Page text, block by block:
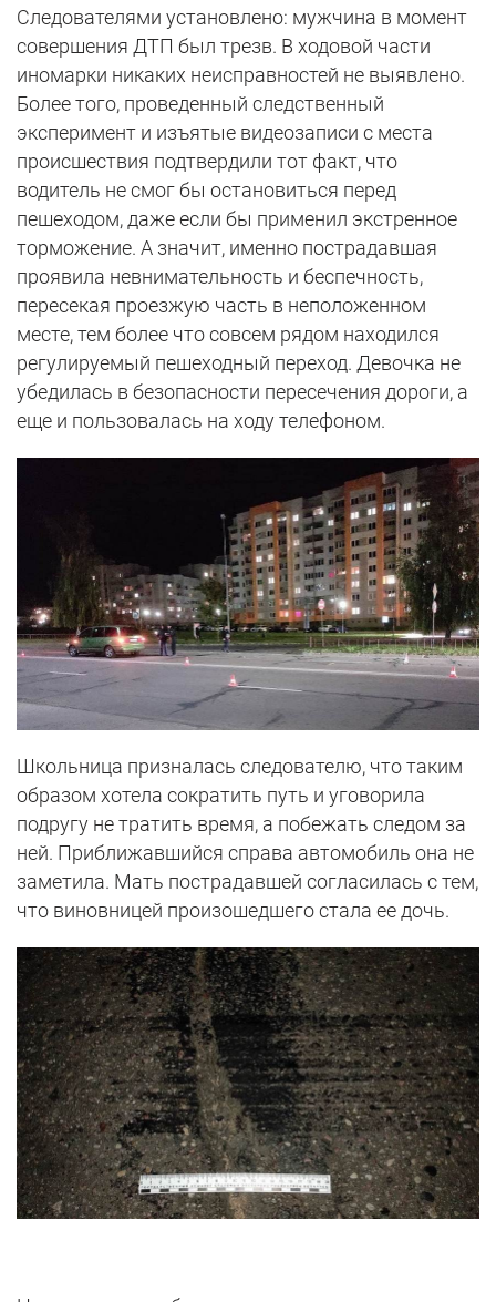
Следователями установлено: мужчина в момент
совершения ДТП был трезв. В ходовой части
иномарки никаких неисправностей не выявлено.
Более того, проведенный следственный
эксперимент и изъятые видеозаписи с места
происшествия подтвердили тот факт, что
водитель не смог бы остановиться перед
пешеходом, даже если бы применил экстренное
торможение. А значит, именно пострадавшая
проявила невнимательность и беспечность,
пересекая проезжую часть в неположенном
месте, тем более что совсем рядом находился
регулируемый пешеходный переход. Девочка не
убедилась в безопасности пересечения дороги, а
еще и пользовалась на ходу телефоном.
Школьница призналась следователю, что таким
образом хотела сократить путь и уговорила
подругу не тратить время, а побежать следом за
ней. Приближавшийся справа автомобиль она не
заметила. Мать пострадавшей согласилась с тем,
что виновницей произошедшего стала ее дочь.